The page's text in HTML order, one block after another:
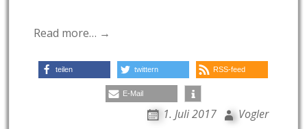
Read more… →
teilen twittern RSS-feed
E-Mail
1. Juli 2017 Vogler